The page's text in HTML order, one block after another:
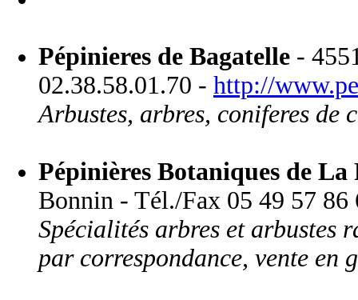
Pépinieres de Bagatelle -
02.38.58.01.70 - http://
Arbustes, arbres, coniferes de
Pépinières Botaniques de La
Bonnin - Tél./Fax 05 49 57
Spécialités arbres et arbustes
par correspondance, vente en